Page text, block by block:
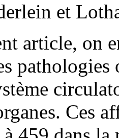
et
article, on
pathologies
Ces